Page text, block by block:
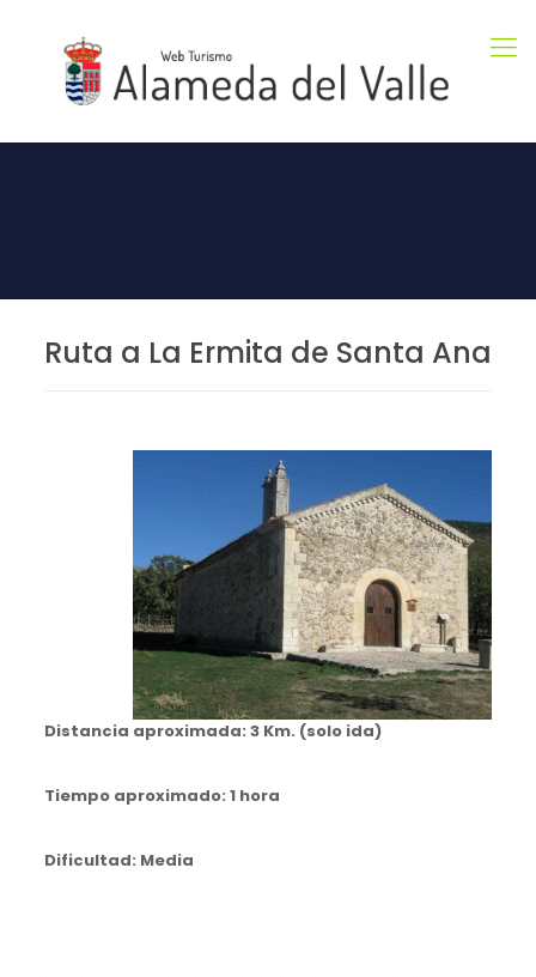
Ruta a La Ermita de Santa Ana
Distancia aproximada: 3 Km. (solo ida)
Tiempo aproximado: 1 hora
Dificultad: Media